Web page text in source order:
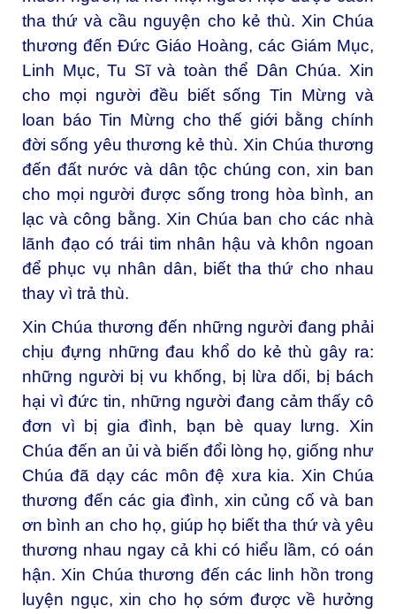
tha thứ và cầu nguyện cho kẻ thù. Xin Chúa
thương đến Đức Giáo Hoàng, các Giám Mục,
Linh Mục, Tu Sĩ và toàn thể Dân Chúa. Xin
cho mọi người đều biết sống Tin Mừng và
loan báo Tin Mừng cho thế giới bằng chính
đời sống yêu thương kẻ thù. Xin Chúa thương
đến đất nước và dân tộc chúng con, xin ban
cho mọi người được sống trong hòa bình, an
lạc và công bằng. Xin Chúa ban cho các nhà
lãnh đạo có trái tim nhân hậu và khôn ngoan
để phục vụ nhân dân, biết tha thứ cho nhau
thay vì trả thù.
Xin Chúa thương đến những người đang phải
chịu đựng những đau khổ do kẻ thù gây ra:
những người bị vu khống, bị lừa dối, bị bách
hại vì đức tin, những người đang cảm thấy cô
đơn vì bị gia đình, bạn bè quay lưng. Xin
Chúa đến an ủi và biến đổi lòng họ, giống như
Chúa đã dạy các môn đệ xưa kia. Xin Chúa
thương đến các gia đình, xin củng cố và ban
ơn bình an cho họ, giúp họ biết tha thứ và yêu
thương nhau ngay cả khi có hiểu lầm, có oán
hận. Xin Chúa thương đến các linh hồn trong
luyện ngục, xin cho họ sớm được về hưởng